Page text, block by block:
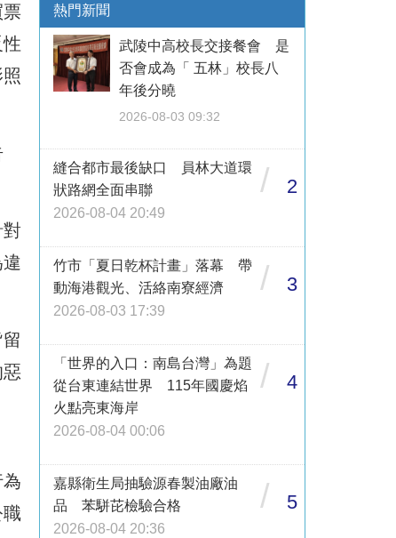
票
對
熱門新聞
武陵中高校長交接餐會 是
否會成為「 五林」校長八
年後分曉
2026-08-03 09:32
縫合都市最後缺口 員林大道環
狀路網全面串聯
2026-08-04 20:49
/ 2
竹市「夏日乾杯計畫」落幕 帶
動海港觀光、活絡南寮經濟
2026-08-03 17:39
/ 3
「世界的入口：南島台灣」為題
從台東連結世界 115年國慶焰
火點亮東海岸
2026-08-04 00:06
/ 4
嘉縣衛生局抽驗源春製油廠油
品 苯駢芘檢驗合格
2026-08-04 20:36
/ 5